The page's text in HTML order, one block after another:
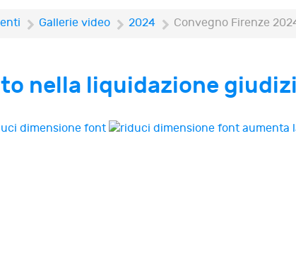
Gallerie video 2024 Convegno Firenze
nella liquidazione
dimensione font aumenta